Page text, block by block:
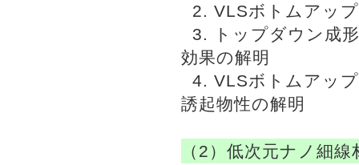
2. VLSボトムアッ
3. トップダウン成
効果の解明
4. VLSボトムアッ
誘起物性の解明
（2）低次元ナノ細